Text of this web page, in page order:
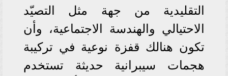
التقليدية من جهة مثل التصيّد
الاحتيالي والهندسة الاجتماعية، وأن
تكون هنالك قفزة نوعية في تركيبة
هجمات سيبرانية حديثة تستخدم